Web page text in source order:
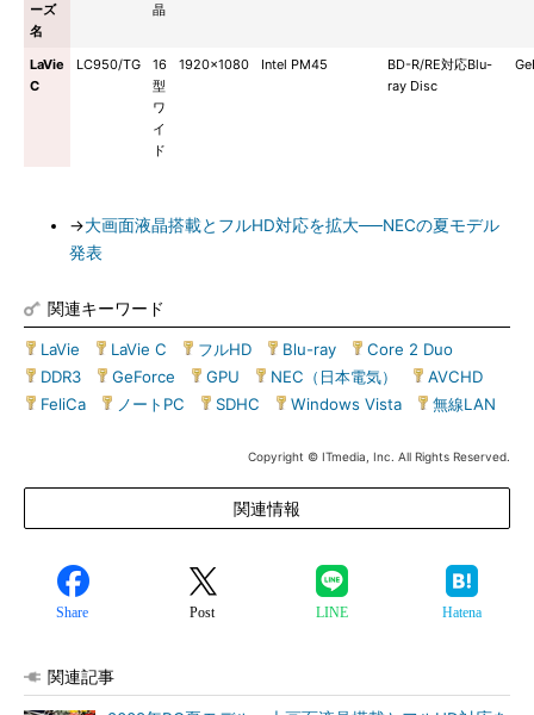
ーズ
名
晶
LaVie
C
LC950/TG
16
型
ワ
イ
ド
1920×1080 Intel PM45
BD-R/RE対応Blu-
ray Disc
→大画面液晶搭載とフルHD対応を拡大──NECの夏モデル
発表
関連キーワード
LaVie LaVie C フルHD Blu-ray Core 2 Duo
DDR3
GeForce GPU NEC（日本電気） AVCHD
FeliCa
ノートPC SDHC Windows Vista 無線LAN
Copyright © ITmedia, Inc. All Rights Reserved.
関連情報
Share Post LINE Hatena
関連記事